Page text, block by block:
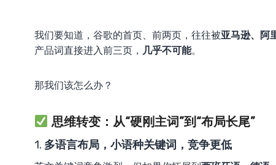
我们要知道，谷歌的首页、前两页，往往被亚马逊、阿
产品词直接进入前三页， 几乎不可能。
那我们该怎么办？
思维转变：从“硬刚主词”到“布局长尾”
1. 多语言布局，小语种关键词，竞争更低